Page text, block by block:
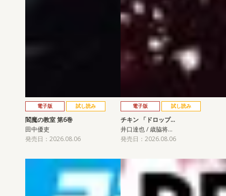
電子版 試し読み
閻魔の教室 第6巻
田中優吏
発売日：2026.08.06
電子版 試し読み
チキン 「ドロップ…
井口達也 / 歳脇将…
発売日：2026.08.06